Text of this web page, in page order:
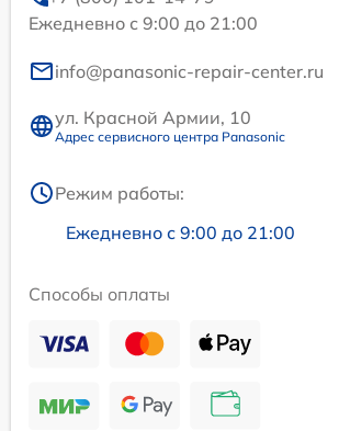
Ежедневно с 9:00 до 21:00
info@panasonic-repair-center.ru
ул. Красной Армии, 10
Адрес сервисного центра Panasonic
Режим работы:
Ежедневно с 9:00 до 21:00
Способы оплаты